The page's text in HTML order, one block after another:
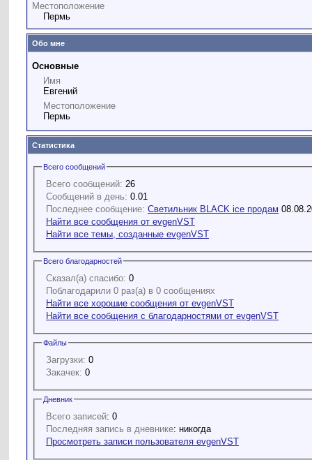
Местоположение
Пермь
Обо мне
Основные
Имя
Евгений
Местоположение
Пермь
Статистика
Всего сообщений
Всего сообщений: 26
Сообщений в день: 0.01
Последнее сообщение: Светильник BLACK ice продам
Найти все сообщения от evgenVST
Найти все темы, созданные evgenVST
Всего благодарностей
Сказал(а) спасибо: 0
Поблагодарили 0 раз(а) в 0 сообщениях
Найти все хорошие сообщения от evgenVST
Найти все сообщения с благодарностями от evgenVST
Файлы
Загрузки: 0
Закачек: 0
Дневник
Всего записей: 0
Последняя запись в дневнике : никогда
Просмотреть записи пользователя evgenVST